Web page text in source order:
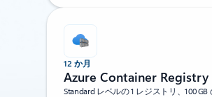
12 か月
Azure Container Registry
Standard レベルの 1 レジストリ、100